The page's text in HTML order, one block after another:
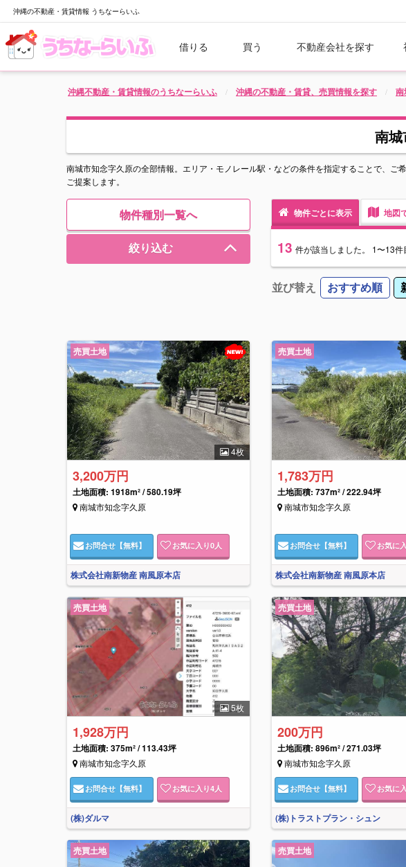
沖縄の不動産・賃貸情報 うちなーらいふ
借りる 買う 不動産会社を探す
沖縄不動産・賃貸情報のうちなーらいふ 沖縄の不動産・賃貸、売買情報を探す 南
南
南城市知念字久原の全部情報。エリア・モノレール駅・などの条件を指定することで、
ご提案します。
物件種別一覧へ
絞り込む
物件ごとに表示 地図
13 件が該当しました。 1〜13件
並び替え おすすめ順
4枚
売買土地
3,200万円
土地面積: 1918m² / 580.19坪
南城市知念字久原
お問合せ 【無料】 お気に入り0 人
株式会社南新物産 南風原本店
売買土地
1,783万円
土地面積: 737m² / 222.94坪
南城市知念字久原
お問合せ【無料】 お気に
株式会社南新物産 南風原本店
5枚
売買土地
1,928万円
土地面積: 375m² / 113.43坪
南城市知念字久原
お問合せ 【無料】 お気に入り4 人
(株)ダルマ
売買土地
200万円
土地面積: 896m² / 271.03坪
南城市知念字久原
お問合せ【無料】 お気に
(株)トラストプラン・シュン
売買土地 売買土地